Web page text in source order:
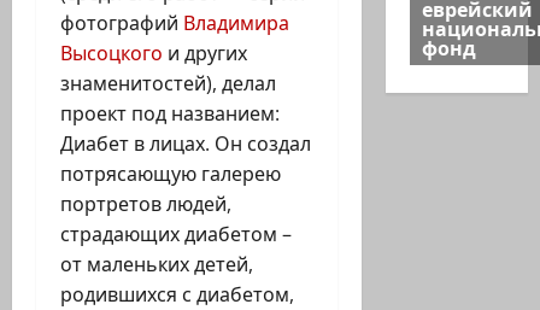
фотографий Владимира
Высоцкого и других
знаменитостей), делал
проект под названием:
Диабет в лицах. Он создал
потрясающую галерею
портретов людей,
страдающих диабетом –
от маленьких детей,
родившихся с диабетом,
еврейский
фонд